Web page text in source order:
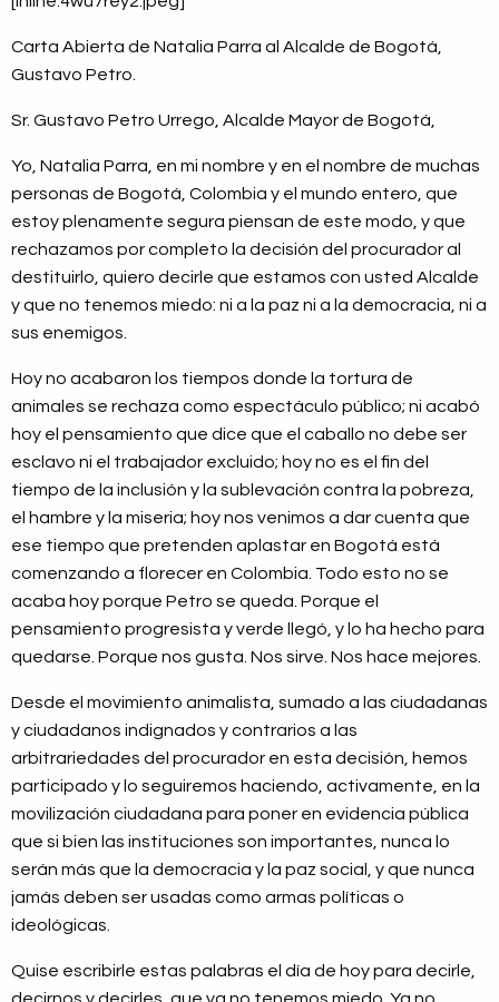
Carta Abierta de Natalia Parra al Alcalde de Bogotá,
Gustavo Petro.
Sr. Gustavo Petro Urrego, Alcalde Mayor de Bogotá,
Yo, Natalia Parra, en mi nombre y en el nombre de muchas
personas de Bogotá, Colombia y el mundo entero, que
estoy plenamente segura piensan de este modo, y que
rechazamos por completo la decisión del procurador al
destituirlo, quiero decirle que estamos con usted Alcalde
y que no tenemos miedo: ni a la paz ni a la democracia, ni a
sus enemigos.
Hoy no acabaron los tiempos donde la tortura de
animales se rechaza como espectáculo público; ni acabó
hoy el pensamiento que dice que el caballo no debe ser
esclavo ni el trabajador excluido; hoy no es el fin del
tiempo de la inclusión y la sublevación contra la pobreza,
el hambre y la miseria; hoy nos venimos a dar cuenta que
ese tiempo que pretenden aplastar en Bogotá está
comenzando a florecer en Colombia. Todo esto no se
acaba hoy porque Petro se queda. Porque el
pensamiento progresista y verde llegó, y lo ha hecho para
quedarse. Porque nos gusta. Nos sirve. Nos hace mejores.
Desde el movimiento animalista, sumado a las ciudadanas
y ciudadanos indignados y contrarios a las
arbitrariedades del procurador en esta decisión, hemos
participado y lo seguiremos haciendo, activamente, en la
movilización ciudadana para poner en evidencia pública
que si bien las instituciones son importantes, nunca lo
serán más que la democracia y la paz social, y que nunca
jamás deben ser usadas como armas políticas o
ideológicas.
Quise escribirle estas palabras el día de hoy para decirle,